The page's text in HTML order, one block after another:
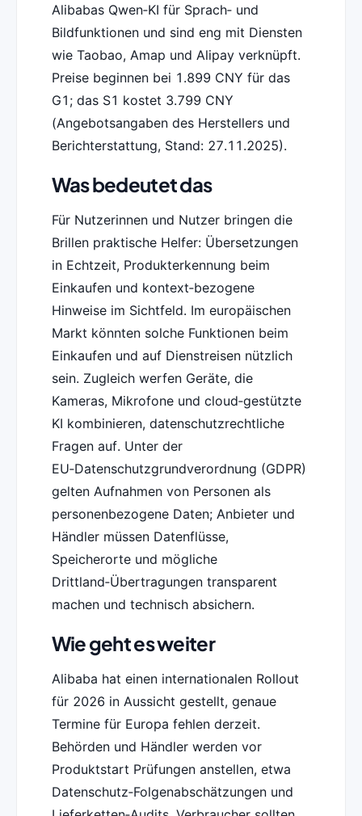
Alibabas Qwen‑KI für Sprach‑ und
Bildfunktionen und sind eng mit Diensten
wie Taobao, Amap und Alipay verknüpft.
Preise beginnen bei 1.899 CNY für das
G1; das S1 kostet 3.799 CNY
(Angebotsangaben des Herstellers und
Berichterstattung, Stand: 27.11.2025).
Was bedeutet das
Für Nutzerinnen und Nutzer bringen die
Brillen praktische Helfer: Übersetzungen
in Echtzeit, Produkterkennung beim
Einkaufen und kontext‑bezogene
Hinweise im Sichtfeld. Im europäischen
Markt könnten solche Funktionen beim
Einkaufen und auf Dienstreisen nützlich
sein. Zugleich werfen Geräte, die
Kameras, Mikrofone und cloud‑gestützte
KI kombinieren, datenschutzrechtliche
Fragen auf. Unter der
EU‑Datenschutzgrundverordnung (GDPR)
gelten Aufnahmen von Personen als
personenbezogene Daten; Anbieter und
Händler müssen Datenflüsse,
Speicherorte und mögliche
Drittland‑Übertragungen transparent
machen und technisch absichern.
Wie geht es weiter
Alibaba hat einen internationalen Rollout
für 2026 in Aussicht gestellt, genaue
Termine für Europa fehlen derzeit.
Behörden und Händler werden vor
Produktstart Prüfungen anstellen, etwa
Datenschutz‑Folgenabschätzungen und